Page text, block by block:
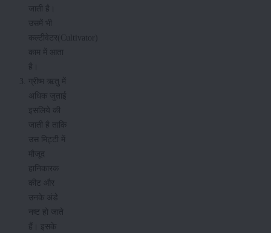
जाती है।
उसमें भी
कल्टीवेटर(Cultivator)
काम में आता
है।
ग्रीष्म ऋतु में
अधिक जुताई
इसलिये की
जाती है ताकि
उस मिट्टी में
मौजूद
हानिकारक
कीट और
उनके अंडे
नष्ट हो जाते
हैं। इसके